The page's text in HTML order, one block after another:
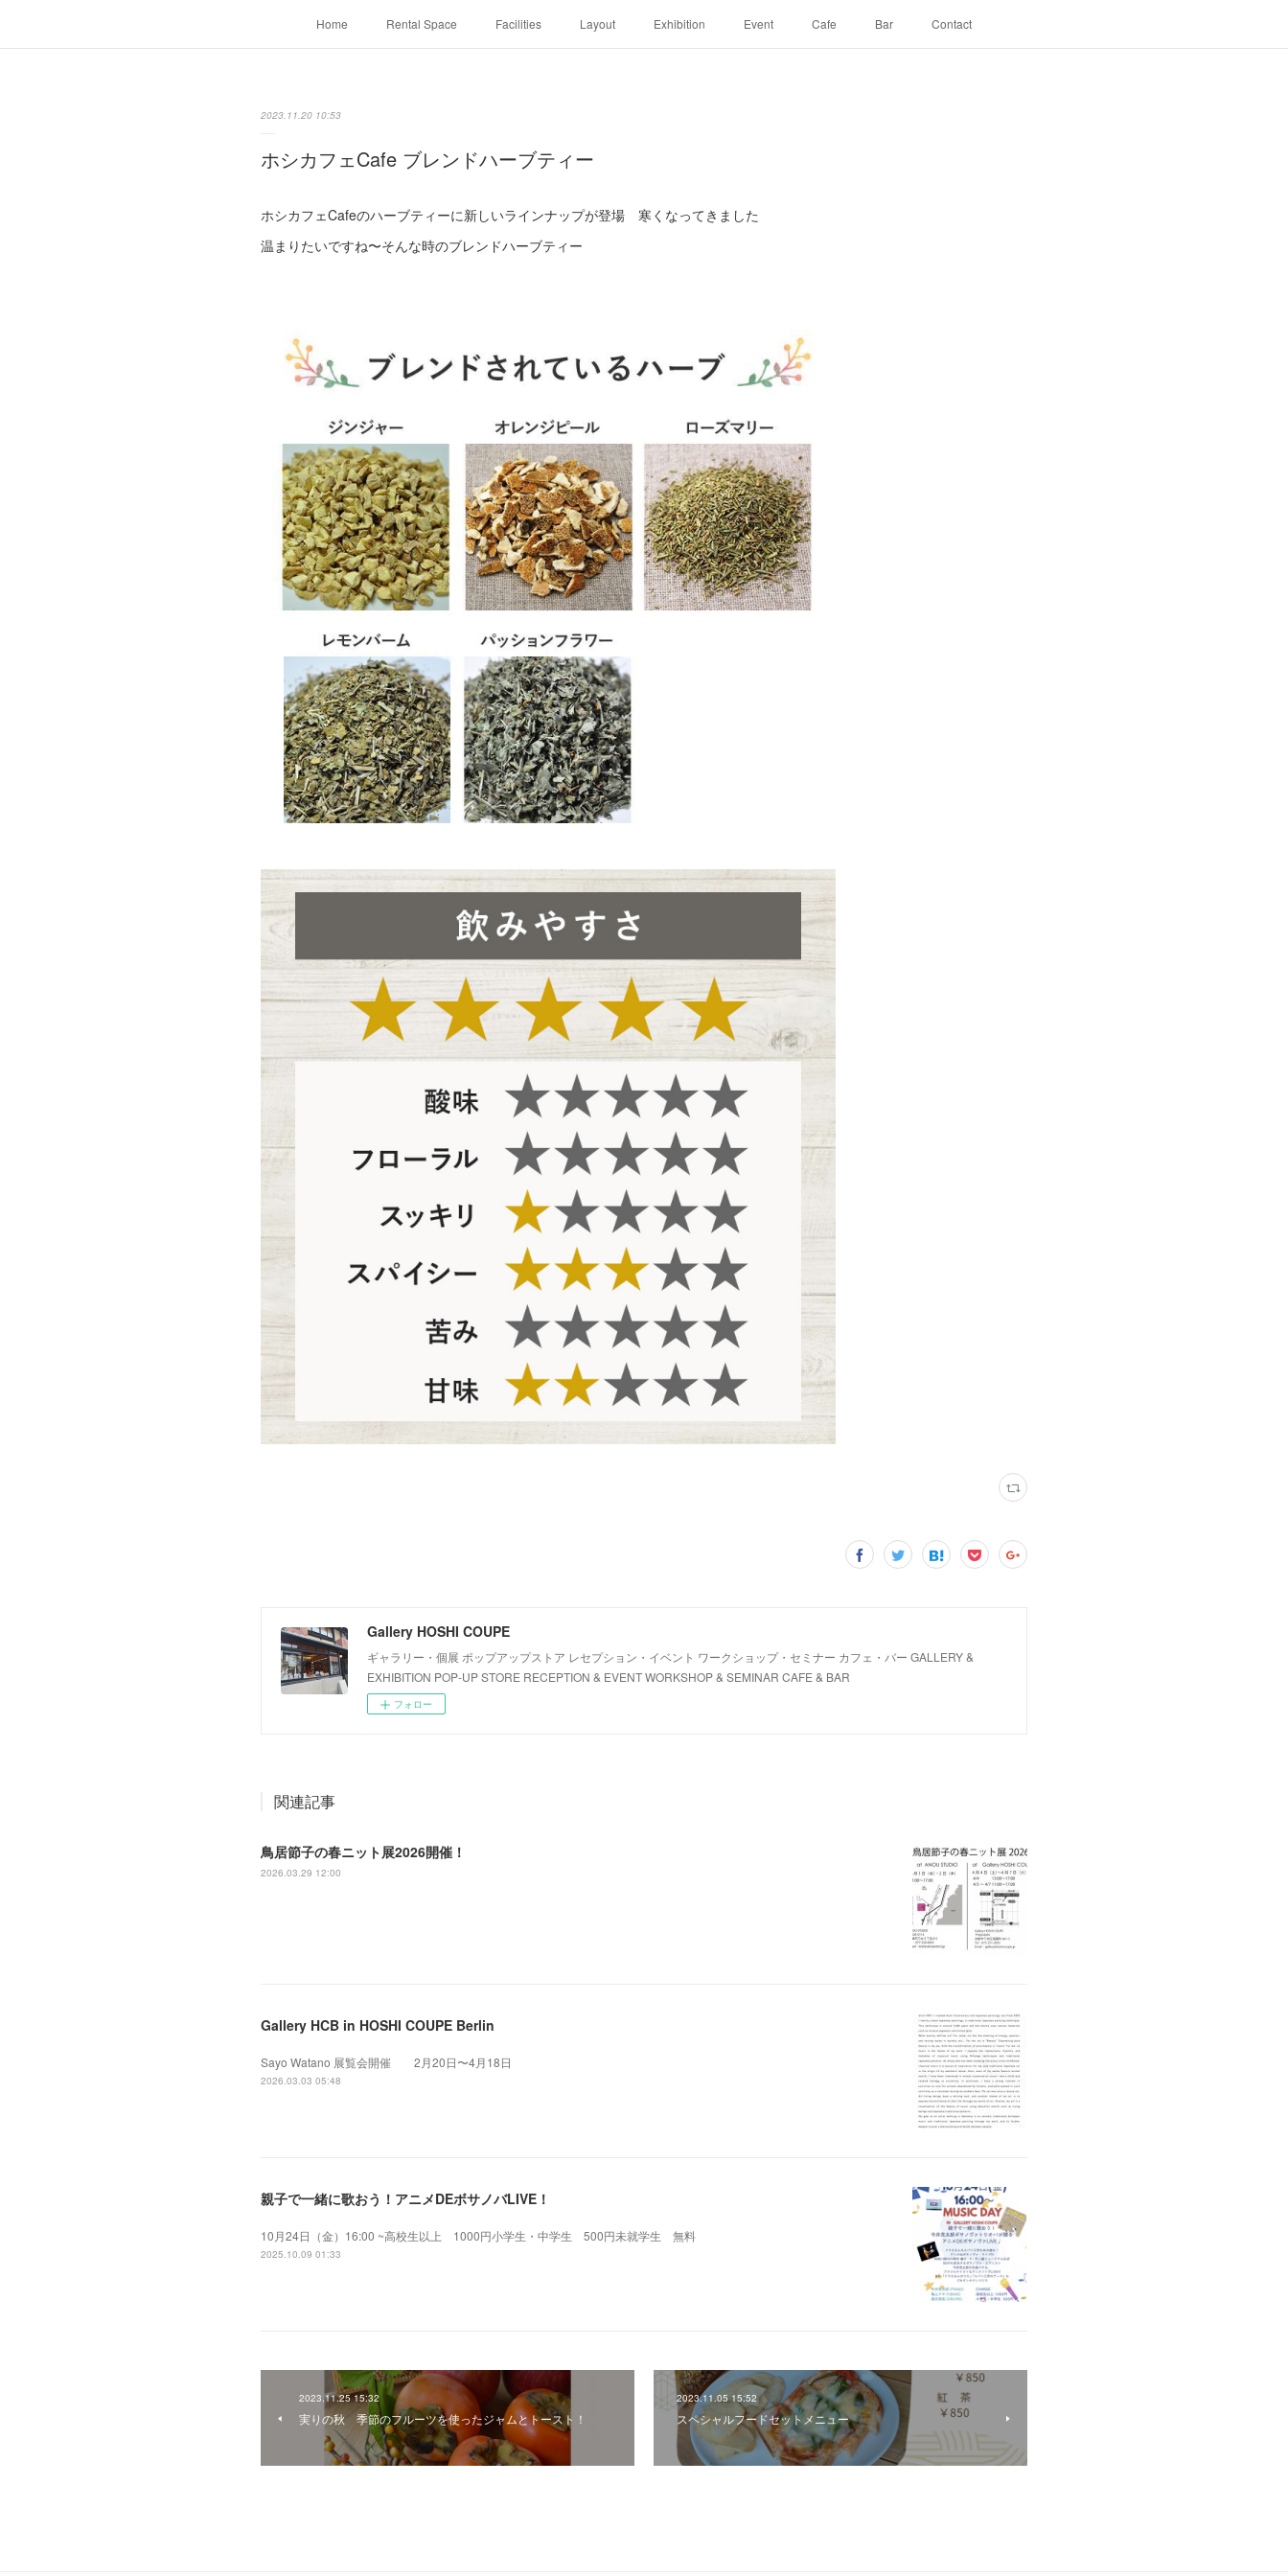
Home Rental Space Facilities Layout Exhibition Event Cafe Bar Contact
2023.11.20 10:53
ホシカフェCafe ブレンドハーブティー
ホシカフェCafeのハーブティーに新しいラインナップが登場 寒くなってきました
温まりたいですね〜そんな時のブレンドハーブティー
Gallery HOSHI COUPE
ギャラリー・個展 ポップアップストア レセプション・イベント ワークショップ・セミナー カフェ・バー GALLERY &
EXHIBITION POP-UP STORE RECEPTION & EVENT WORKSHOP & SEMINAR CAFE & BAR
フォロー
関連記事
鳥居節子の春ニット展2026開催！
2026.03.29 12:00
Gallery HCB in HOSHI COUPE Berlin
Sayo Watano 展覧会開催 2月20日〜4月18日
2026.03.03 05:48
親子で一緒に歌おう！アニメDEボサノバLIVE！
10月24日（金）16:00 ~高校生以上 1000円小学生・中学生 500円未就学生 無料
2025.10.09 01:33
2023.11.25 15:32
実りの秋 季節のフルーツを使ったジャムとトースト！
2023.11.05 15:52
スペシャルフードセットメニュー